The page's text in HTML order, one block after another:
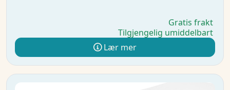
Gratis frakt
Tilgjengelig umiddelbart
Lær mer